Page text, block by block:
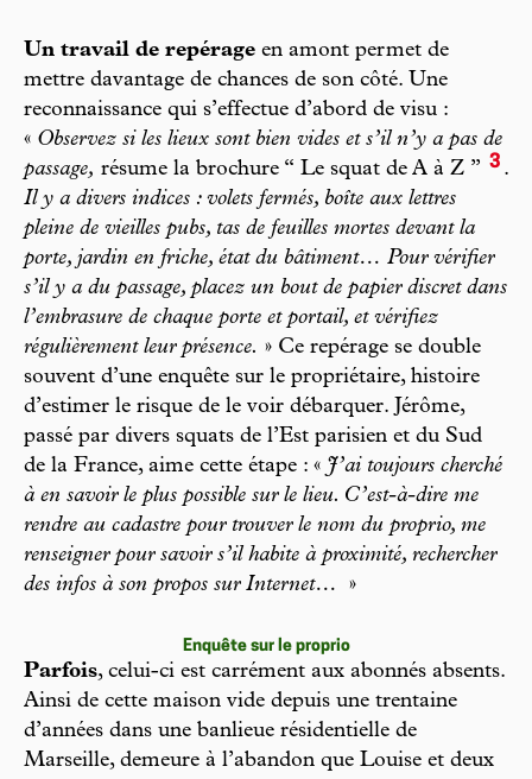
Un travail de repérage en amont permet de
mettre davantage de chances de son côté. Une
reconnaissance qui s’effectue d’abord de visu :
« Observez si les lieux sont bien vides et s’il n’y a pas de
passage, résume la brochure ‘‘ Le squat de A à Z ’’ 3 .
Il y a divers indices : volets fermés, boîte aux lettres
pleine de vieilles pubs, tas de feuilles mortes devant la
porte, jardin en friche, état du bâtiment… Pour vérifier
s’il y a du passage, placez un bout de papier discret dans
l’embrasure de chaque porte et portail, et vérifiez
régulièrement leur présence. » Ce repérage se double
souvent d’une enquête sur le propriétaire, histoire
d’estimer le risque de le voir débarquer. Jérôme,
passé par divers squats de l’Est parisien et du Sud
de la France, aime cette étape : « J’ai toujours cherché
à en savoir le plus possible sur le lieu. C’est-à-dire me
rendre au cadastre pour trouver le nom du proprio, me
renseigner pour savoir s’il habite à proximité, rechercher
des infos à son propos sur Internet…
»
Enquête sur le proprio
Parfois, celui-ci est carrément aux abonnés absents.
Ainsi de cette maison vide depuis une trentaine
d’années dans une banlieue résidentielle de
Marseille, demeure à l’abandon que Louise et deux